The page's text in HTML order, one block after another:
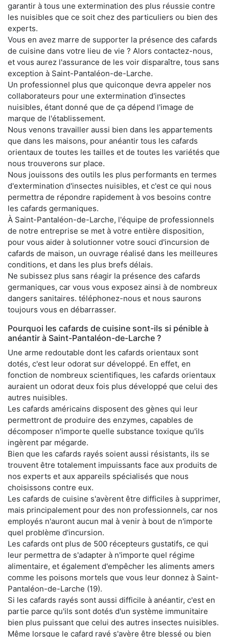
garantir à tous une extermination des plus réussie contre
les nuisibles que ce soit chez des particuliers ou bien des
experts.
Vous en avez marre de supporter la présence des cafards
de cuisine dans votre lieu de vie ? Alors contactez-nous,
et vous aurez l'assurance de les voir disparaître, tous sans
exception à Saint-Pantaléon-de-Larche.
Un professionnel plus que quiconque devra appeler nos
collaborateurs pour une extermination d'insectes
nuisibles, étant donné que de ça dépend l'image de
marque de l'établissement.
Nous venons travailler aussi bien dans les appartements
que dans les maisons, pour anéantir tous les cafards
orientaux de toutes les tailles et de toutes les variétés que
nous trouverons sur place.
Nous jouissons des outils les plus performants en termes
d'extermination d'insectes nuisibles, et c'est ce qui nous
permettra de répondre rapidement à vos besoins contre
les cafards germaniques.
À Saint-Pantaléon-de-Larche, l'équipe de professionnels
de notre entreprise se met à votre entière disposition,
pour vous aider à solutionner votre souci d'incursion de
cafards de maison, un ouvrage réalisé dans les meilleures
conditions, et dans les plus brefs délais.
Ne subissez plus sans réagir la présence des cafards
germaniques, car vous vous exposez ainsi à de nombreux
dangers sanitaires. téléphonez-nous et nous saurons
toujours vous en débarrasser.
Pourquoi les cafards de cuisine sont-ils si pénible à
anéantir à Saint-Pantaléon-de-Larche ?
Une arme redoutable dont les cafards orientaux sont
dotés, c'est leur odorat sur développé. En effet, en
fonction de nombreux scientifiques, les cafards orientaux
auraient un odorat deux fois plus développé que celui des
autres nuisibles.
Les cafards américains disposent des gènes qui leur
permettront de produire des enzymes, capables de
décomposer n'importe quelle substance toxique qu'ils
ingèrent par mégarde.
Bien que les cafards rayés soient aussi résistants, ils se
trouvent être totalement impuissants face aux produits de
nos experts et aux appareils spécialisés que nous
choisissons contre eux.
Les cafards de cuisine s'avèrent être difficiles à supprimer,
mais principalement pour des non professionnels, car nos
employés n'auront aucun mal à venir à bout de n'importe
quel problème d'incursion.
Les cafards ont plus de 500 récepteurs gustatifs, ce qui
leur permettra de s'adapter à n'importe quel régime
alimentaire, et également d'empêcher les aliments amers
comme les poisons mortels que vous leur donnez à Saint-
Pantaléon-de-Larche (19).
Si les cafards rayés sont aussi difficile à anéantir, c'est en
partie parce qu'ils sont dotés d'un système immunitaire
bien plus puissant que celui des autres insectes nuisibles.
Même lorsque le cafard rayé s'avère être blessé ou bien